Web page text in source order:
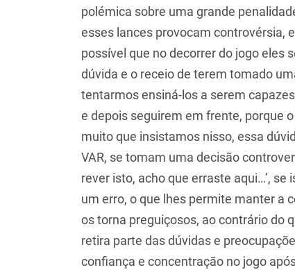
polémica sobre uma grande
esses lances provocam controvérsia,
possível que no decorrer do jogo eles
dúvida e o receio de terem tomado
tentarmos ensiná-los a serem
e depois seguirem em frente, porque
muito que insistamos nisso, essa
VAR, se tomam uma decisão
rever isto, acho que erraste aqui…’,
um erro, o que lhes permite manter a
os torna preguiçosos, ao contrário do
retira parte das dúvidas e
confiança e concentração no jogo